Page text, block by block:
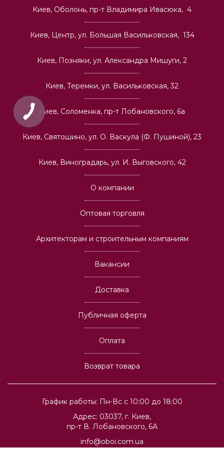
Киев, Оболонь, пр-т Владимира Ивасюка, 4
Киев, Центр, ул. Большая Васильковская, 134
Киев, Позняки, ул. Александра Мишуги, 2
Киев, Теремки, ул. Васильковская, 32
Киев, Соломенка, пр-т Лобановского, 6а
Киев, Святошино, ул. О. Васкула (Ф. Пушиной), 23
Киев, Виноградарь, ул. И. Выговского, 42
График работы: Пн-Вс с 10:00 до 18:00
Адрес: 03037, г. Киев,
пр-т В. Лобановского, 6А
info@oboi.com.ua
О компании
Оптовая торговля
Архитекторам и строительным компаниям
Вакансии
Доставка
Публичная оферта
Оплата
Возврат товара